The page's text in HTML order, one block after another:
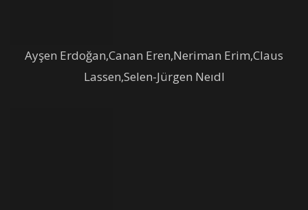
Ayşen Erdoğan,Canan Eren,Neriman Erim,Claus
Lassen,Selen-Jürgen Neıdl